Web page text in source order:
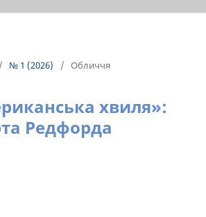
/ № 1 (2026) / Обличчя
хвиля»:
Редфорда